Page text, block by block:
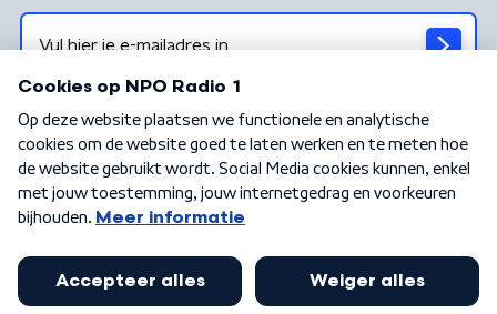
Algemene voorwaarden